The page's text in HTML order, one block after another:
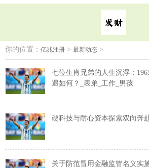
你的位置： 亿兆注册 > 最新动态 >
七位生肖兄弟的人生沉浮：
遇如何？_表弟_工作_男孩
硬科技与耐心资本探索双向奔
关于防范冒用金融监管名义实